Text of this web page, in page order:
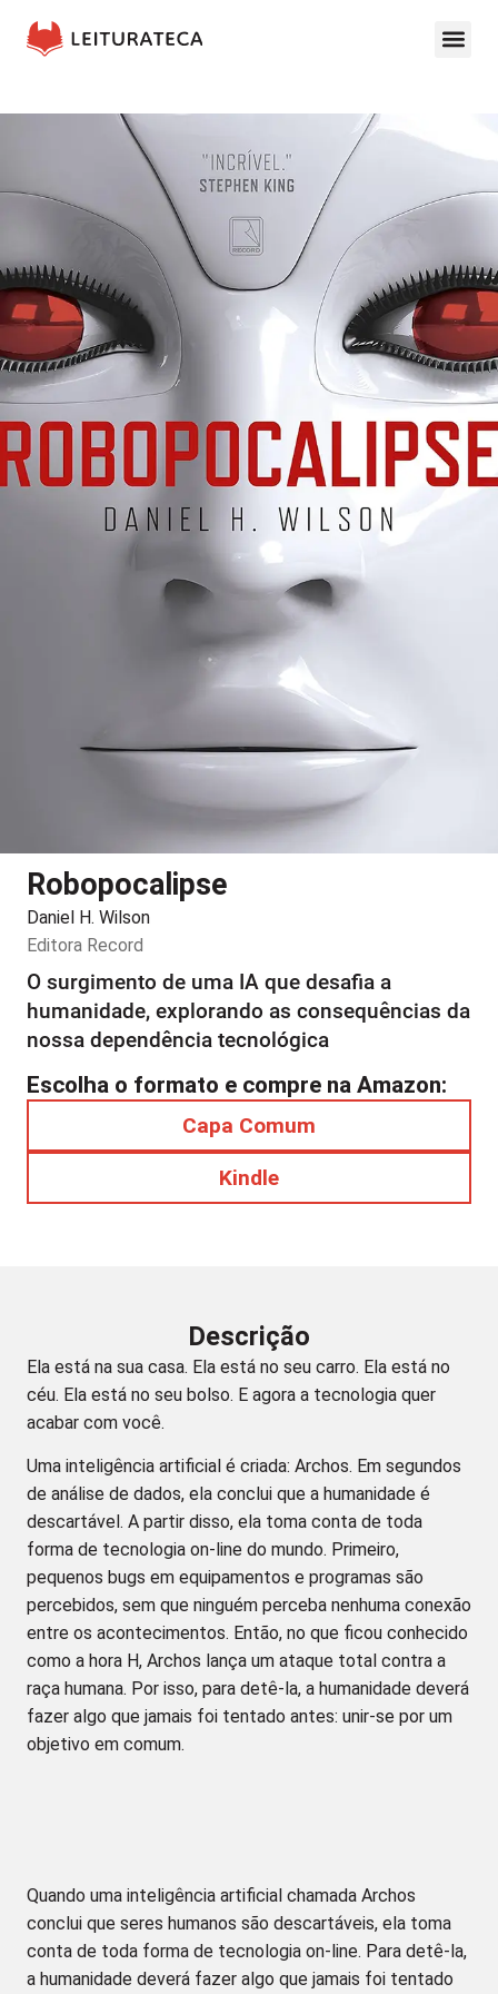
Robopocalipse
Daniel H. Wilson
Editora Record
O surgimento de uma IA que desafia a
humanidade, explorando as consequências da
nossa dependência tecnológica
Escolha o formato e compre na Amazon:
Capa Comum
Kindle
Descrição
Ela está na sua casa. Ela está no seu carro. Ela está no
céu. Ela está no seu bolso. E agora a tecnologia quer
acabar com você.
Uma inteligência artificial é criada: Archos. Em segundos
de análise de dados, ela conclui que a humanidade é
descartável. A partir disso, ela toma conta de toda
forma de tecnologia on-line do mundo. Primeiro,
pequenos bugs em equipamentos e programas são
percebidos, sem que ninguém perceba nenhuma conexão
entre os acontecimentos. Então, no que ficou conhecido
como a hora H, Archos lança um ataque total contra a
raça humana. Por isso, para detê-la, a humanidade deverá
fazer algo que jamais foi tentado antes: unir-se por um
objetivo em comum.
Quando uma inteligência artificial chamada Archos
conclui que seres humanos são descartáveis, ela toma
conta de toda forma de tecnologia on-line. Para detê-la,
a humanidade deverá fazer algo que jamais foi tentado